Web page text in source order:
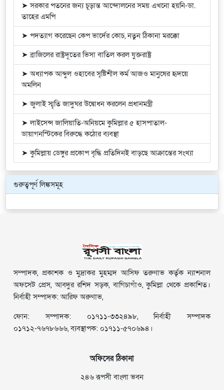
➤ সরকার পতনের জন্য চূড়ান্ত আন্দোলনের সময় এখনো হয়নি-ডা.
তাহের এমপি
➤ পদত্যাগ করেছেন কেপ ভার্দের কোচ, নতুন ঠিকানা মরক্কো
➤ ব্রাজিলের রাষ্ট্রদূতের ভিসা বাতিল করল যুক্তরাষ্ট্র
➤ অধ্যাপক আব্দুল ওহাবের সৃষ্টিশীল কর্ম আজও মানুষের হৃদয়ে
অমলিন
➤ জুলাই স্মৃতি জাদুঘর উদ্বোধন করলেন প্রধানমন্ত্রী
➤ লাইসেন্স জালিয়াতি-অনিয়মে কুমিল্লার ৫ হাসপাতাল-
ডায়াগনস্টিকের বিরুদ্ধে কঠোর ব্যবস্থা
➤ কুমিল্লায় ডেঙ্গুর প্রকোপ বৃদ্ধি প্রতিদিনই বাড়ছে আক্রান্তের সংখ্যা
গুরুত্বপূর্ণ লিঙ্কসমূহ
সম্পাদক, প্রকাশক ও মুদ্রাকর মুহম্মদ আসিফ তরুণাভ কর্তৃক ন্যাশনাল
অফসেট প্রেস, আবদুর রশিদ সড়ক, বাগিচাগাঁও, কুমিল্লা থেকে প্রকাশিত।
নির্বাহী সম্পাদক: আরিফ অরুণাভ,
ফোন: সম্পাদক: ০১৭১১-৩৩২৪৯৮, নির্বাহী সম্পাদক
০১৭১২-৭৬৭৮৬৬৬, ব্যবস্থাপক: ০১৭১১-৫৭০৬৯৪।
অফিসের ঠিকানা
২৪৬ রূপসী বাংলা ভবন